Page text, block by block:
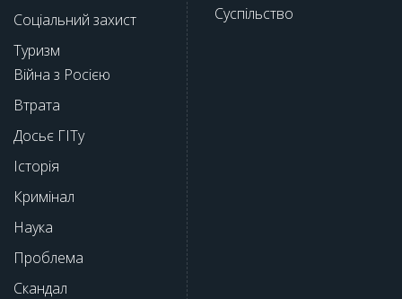
Соціальний захист
Туризм
Війна з Росією
Втрата
Досьє ГІТу
Історія
Кримінал
Наука
Проблема
Скандал
Суспільство